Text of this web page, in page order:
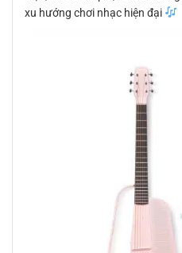
xu hướng chơi nhạc hiện đại